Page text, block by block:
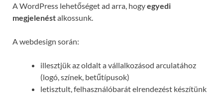
A WordPress lehetőséget ad arra, hogyegyedi
megjelenéstalkossunk.
A webdesign során:
illesztjük az oldalt a vállalkozásod arculatához
(logó, színek, betűtípusok)
letisztult, felhasználóbarát elrendezést készítünk